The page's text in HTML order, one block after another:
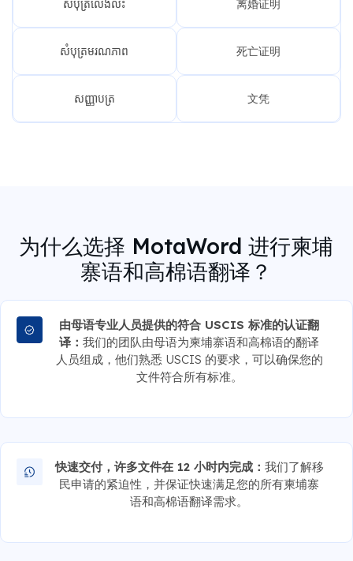
សំបុត្រលែងលះ 离婚证明
សំបុត្រមរណភាព 死亡证明
សញ្ញាបត្រ 文凭
为什么选择 MotaWord 进行柬埔
寨语和高棉语翻译？
由母语专业人员提供的符合 USCIS 标准的认证翻
译：我们的团队由母语为柬埔寨语和高棉语的翻译
人员组成，他们熟悉 USCIS 的要求，可以确保您的
文件符合所有标准。
快速交付，许多文件在 12 小时内完成： 我们了解移
民申请的紧迫性，并保证快速满足您的所有柬埔寨
语和高棉语翻译需求。